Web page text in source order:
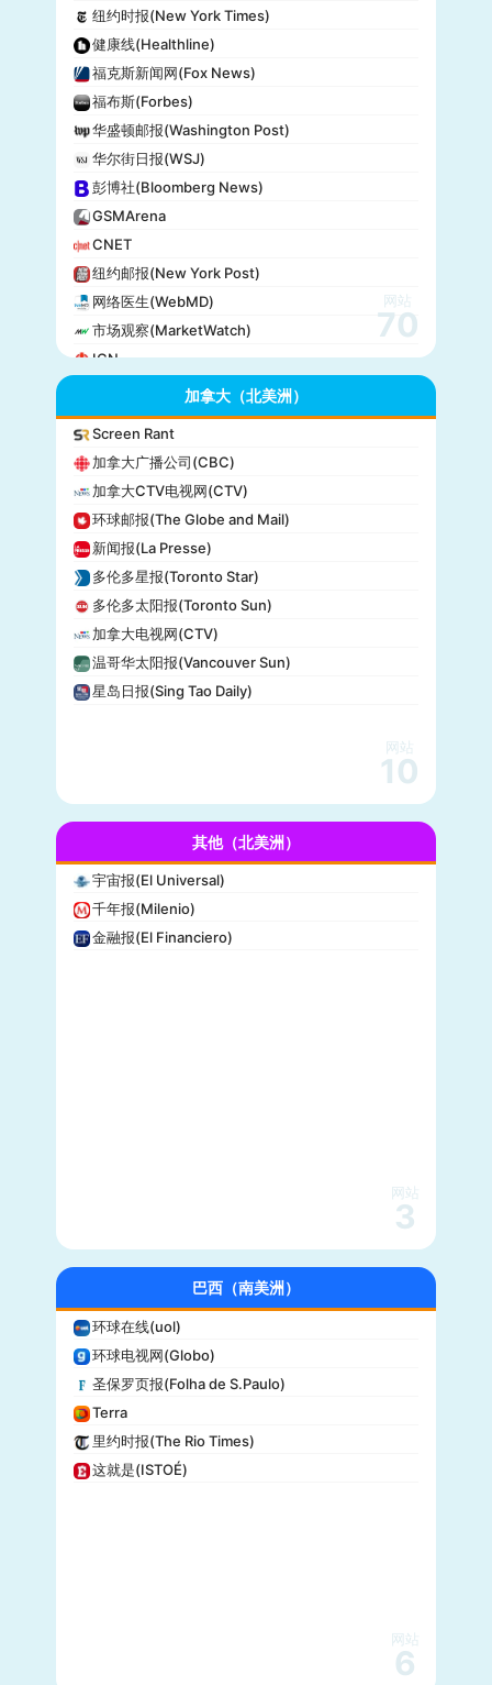
纽约时报(New York Times)
健康线(Healthline)
福克斯新闻网(Fox News)
福布斯(Forbes)
华盛顿邮报(Washington Post)
华尔街日报(WSJ)
彭博社(Bloomberg News)
GSMArena
CNET
纽约邮报(New York Post)
网络医生(WebMD)
市场观察(MarketWatch)
IGN
今日美国(USA Today)
BuzzFeed
全国公共广播电台(NPR)
美国广播公司(ABC)
美国新闻与世界报道(U.S. News)
CBS Sports
全国广播公司(NBC)
The Verge
PCMag
休斯顿纪事报(Houston Chronicle)
赫芬顿邮报(Huffpost)
布赖特巴特新闻网(Breitbart News)
美联社(AP)
洛杉矶时报(Los Angeles Times)
Insider
Vice
商业内幕(Business Insider)
iHeartRadio
纽约客(New Yorker)
娱乐周刊(Entertainment Weekly)
芝加哥论坛报(Chicago Tribune)
财富(Fortune)
纽约每日新闻(New York Daily News)
网站
70
加拿大（北美洲）
Screen Rant
加拿大广播公司(CBC)
加拿大CTV电视网(CTV)
环球邮报(The Globe and Mail)
新闻报(La Presse)
多伦多星报(Toronto Star)
多伦多太阳报(Toronto Sun)
加拿大电视网(CTV)
温哥华太阳报(Vancouver Sun)
星岛日报(Sing Tao Daily)
网站
10
其他（北美洲）
宇宙报(El Universal)
千年报(Milenio)
金融报(El Financiero)
网站
3
巴西（南美洲）
环球在线(uol)
环球电视网(Globo)
圣保罗页报(Folha de S.Paulo)
Terra
里约时报(The Rio Times)
这就是(ISTOÉ)
网站
6